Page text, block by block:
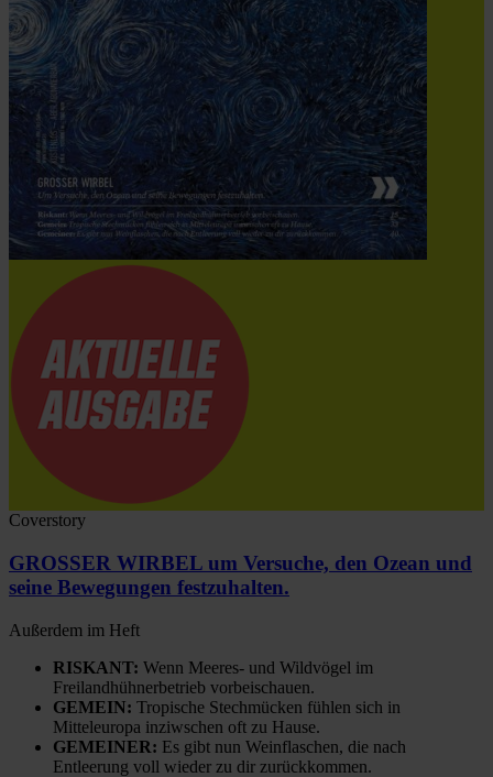
Coverstory
GROSSER WIRBEL um Versuche, den Ozean und
seine Bewegungen festzuhalten.
Außerdem im Heft
RISKANT: Wenn Meeres- und Wildvögel im
Freilandhühnerbetrieb vorbeischauen.
GEMEIN: Tropische Stechmücken fühlen sich in
Mitteleuropa inziwschen oft zu Hause.
GEMEINER: Es gibt nun Weinflaschen, die nach
Entleerung voll wieder zu dir zurückkommen.